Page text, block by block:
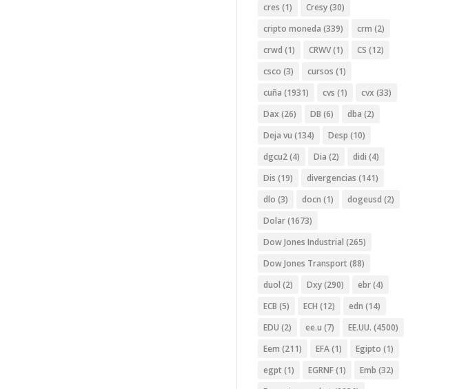
cres (1) Cresy(30)
cripto moneda (339) crm (2)
crwd (1) CRWV(1) CS (12)
csco (3) cursos (1)
cuña (1931) cvs (1) cvx (33)
Dax (26) DB (6) dba (2)
Deja vu (134) Desp (10)
dgcu2(4) Dia (2) didi (4)
Dis (19) divergencias (141)
dlo (3) docn (1) dogeusd (2)
Dolar(1673)
Dow Jones Industrial (265)
Dow Jones Transport (88)
duol (2) Dxy(290) ebr(4)
ECB (5) ECH (12) edn (14)
EDU (2) ee.u (7) EE.UU. (4500)
Eem (211) EFA(1) Egipto (1)
egpt (1) EGRNF(1) Emb (32)